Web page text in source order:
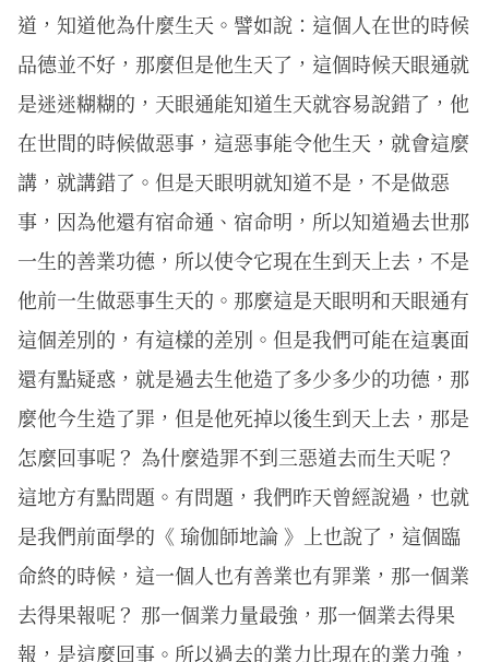
道，知道他為什麼生天。譬如說：這個人在世的時候
品德並不好，那麼但是他生天了，這個時候天眼通就
是迷迷糊糊的，天眼通能知道生天就容易說錯了，他
在世間的時候做惡事，這惡事能令他生天，就會這麼
講，就講錯了。但是天眼明就知道不是，不是做惡
事，因為他還有宿命通、宿命明，所以知道過去世那
一生的善業功德，所以使令它現在生到天上去，不是
他前一生做惡事生天的。那麼這是天眼明和天眼通有
這個差別的，有這樣的差別。但是我們可能在這裏面
還有點疑惑，就是過去生他造了多少多少的功德，那
麼他今生造了罪，但是他死掉以後生到天上去，那是
怎麼回事呢？ 為什麼造罪不到三惡道去而生天呢？
這地方有點問題。有問題，我們昨天曾經說過，也就
是我們前面學的《 瑜伽師地論 》上也說了，這個臨
命終的時候，這一個人也有善業也有罪業，那一個業
去得果報呢？ 那一個業力量最強，那一個業去得果
報，是這麼回事。所以過去的業力比現在的業力強，